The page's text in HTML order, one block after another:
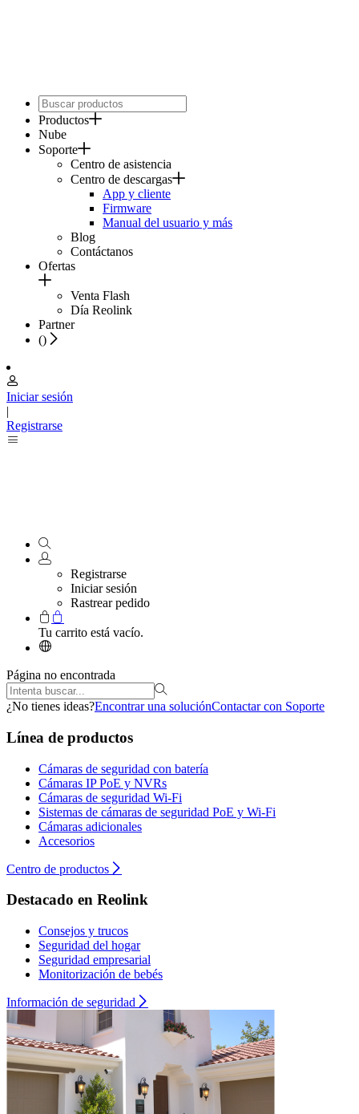
Productos
Nube
Soporte
Centro de asistencia
Centro de descargas
App y cliente
Firmware
Manual del usuario y más
Blog
Contáctanos
Ofertas
Venta Flash
Día Reolink
Partner
()
Iniciar sesión
|
Registrarse
Registrarse
Iniciar sesión
Rastrear pedido
Tu carrito está vacío.
Página no encontrada
¿No tienes ideas?Encontrar una soluciónContactar con Soporte
Línea de productos
Cámaras de seguridad con batería
Cámaras IP PoE y NVRs
Cámaras de seguridad Wi-Fi
Sistemas de cámaras de seguridad PoE y Wi-Fi
Cámaras adicionales
Accesorios
Centro de productos
Destacado en Reolink
Consejos y trucos
Seguridad del hogar
Seguridad empresarial
Monitorización de bebés
Información de seguridad